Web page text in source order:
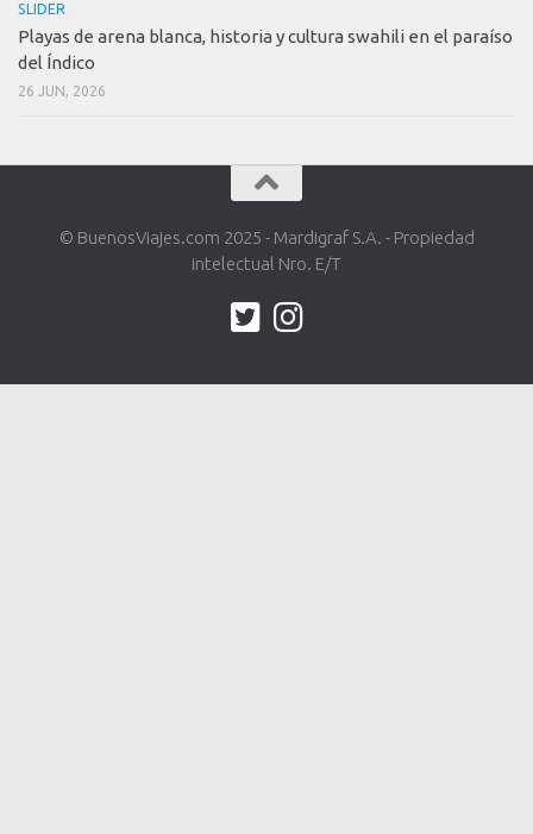
SLIDER
Playas de arena blanca, historia y cultura swahili en el paraíso
del Índico
26 JUN, 2026
© BuenosViajes.com 2025 - Mardigraf S.A. - Propiedad
intelectual Nro. E/T